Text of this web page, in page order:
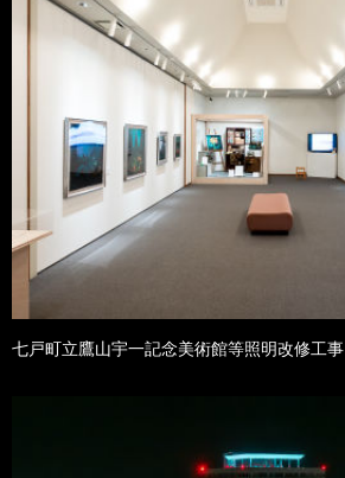
七戸町立鷹山宇一記念美術館等照明改修工事